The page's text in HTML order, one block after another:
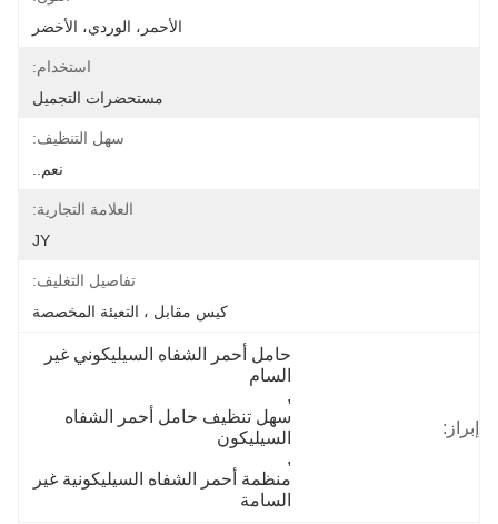
الأحمر، الوردي، الأخضر
استخدام:
مستحضرات التجميل
سهل التنظيف:
نعم..
العلامة التجارية:
JY
تفاصيل التغليف:
كيس مقابل ، التعبئة المخصصة
إبراز:
حامل أحمر الشفاه السيليكوني غير
السام
,
سهل تنظيف حامل أحمر الشفاه
السيليكون
,
منظمة أحمر الشفاه السيليكونية غير
السامة